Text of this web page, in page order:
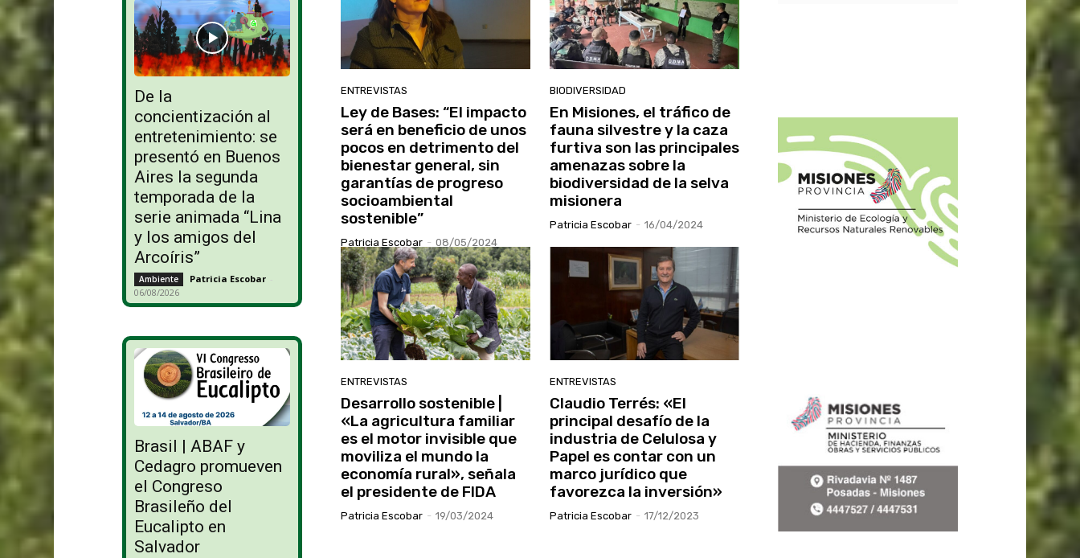
De la
concientización al
entretenimiento: se
presentó en Buenos
Aires la segunda
temporada de la
serie animada “Lina
y los amigos del
Arcoíris”
Ambiente Patricia Escobar -
06/08/2026
Brasil | ABAF y
Cedagro promueven
el Congreso
Brasileño del
Eucalipto en
Salvador
ENTREVISTAS
Ley de Bases: “El impacto
será en beneficio de unos
pocos en detrimento del
bienestar general, sin
garantías de progreso
socioambiental
sostenible”
Patricia Escobar - 08/05/2024
BIODIVERSIDAD
En Misiones, el tráfico de
fauna silvestre y la caza
furtiva son las principales
amenazas sobre la
biodiversidad de la selva
misionera
Patricia Escobar - 16/04/2024
ENTREVISTAS
Desarrollo sostenible |
«La agricultura familiar
es el motor invisible que
moviliza el mundo la
economía rural», señala
el presidente de FIDA
Patricia Escobar - 19/03/2024
ENTREVISTAS
Claudio Terrés: «El
principal desafío de la
industria de Celulosa y
Papel es contar con un
marco jurídico que
favorezca la inversión»
Patricia Escobar - 17/12/2023